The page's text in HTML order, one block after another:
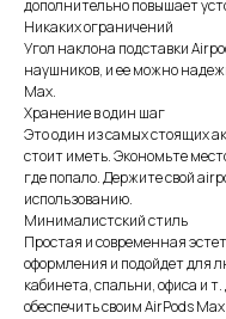
дополнительно повышает
Никаких ограничений
Угол наклона подставки
наушников, и ее можно
Max.
Хранение в один шаг
Это один из самых стоящих
стоит иметь. Экономьте
где попало. Держите свой
использованию.
Минималистский стиль
Простая и современная
оформления и подойдет для
кабинета, спальни, офиса и
обеспечить своим AirPods
ИП XRTech
БИН/ИИН:
ИИК: